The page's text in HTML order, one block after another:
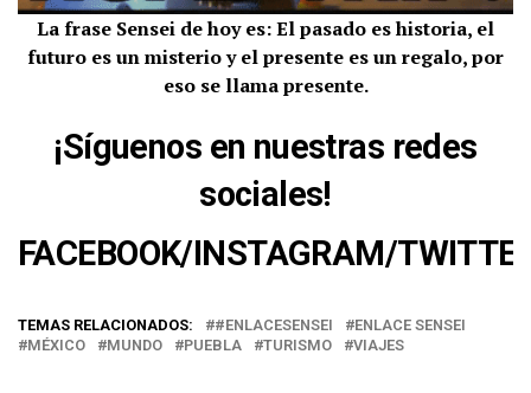
La frase Sensei de hoy es: El pasado es historia, el
futuro es un misterio y el presente es un regalo, por
eso se llama presente.
¡Síguenos en nuestras redes
sociales!
FACEBOOK/INSTAGRAM/
TEMAS RELACIONADOS: #ENLACESENSEI
ENLACE SENSEI
MÉXICO
MUNDO PUEBLA TURISMO VIAJES